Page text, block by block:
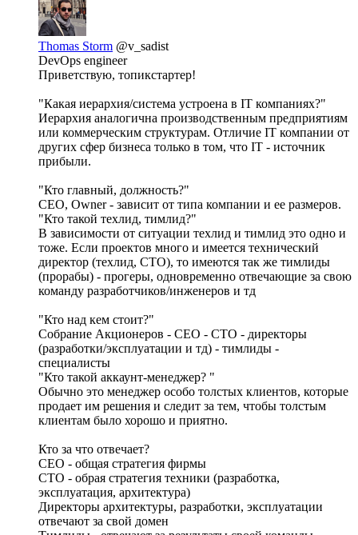
Thomas Storm @v_sadist
DevOps engineer
Приветствую, топикстартер!
"Какая иерархия/система устроена в IT компаниях?"
Иерархия аналогична производственным предприятиям
или коммерческим структурам. Отличие IT компании от
других сфер бизнеса только в том, что IT - источник
прибыли.
"Кто главный, должность?"
CEO, Owner - зависит от типа компании и ее размеров.
"Кто такой техлид, тимлид?"
В зависимости от ситуации техлид и тимлид это одно и
тоже. Если проектов много и имеется технический
директор (техлид, СТО), то имеются так же тимлиды
(прорабы) - прогеры, одновременно отвечающие за свою
команду разработчиков/инженеров и тд
"Кто над кем стоит?"
Собрание Акционеров - СЕО - СТО - директоры
(разработки/эксплуатации и тд) - тимлиды -
специалисты
"Кто такой аккаунт-менеджер? "
Обычно это менеджер особо толстых клиентов, которые
продает им решения и следит за тем, чтобы толстым
клиентам было хорошо и приятно.
Кто за что отвечает?
СЕО - общая стратегия фирмы
СТО - обрая стратегия техники (разработка,
эксплуатация, архитектура)
Директоры архитектуры, разработки, эксплуатации
отвечают за свой домен